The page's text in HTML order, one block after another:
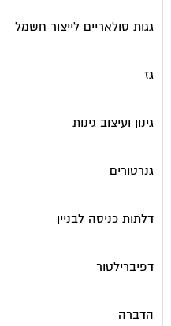
גגות סולאריים לייצור חשמל
גז
גינון ועיצוב גינות
גנרטורים
דלתות כניסה לבניין
דפיברילטור
הדברה